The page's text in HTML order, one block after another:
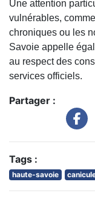
Une attention
vulnérables,
chroniques ou les
Savoie appelle
au respect des
services officiels.
Partager :
Tags :
haute-savoie